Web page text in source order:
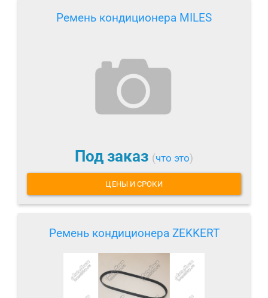
Ремень кондиционера MILES
Под заказ (что это)
ЦЕНЫ И СРОКИ
Ремень кондиционера ZEKKERT